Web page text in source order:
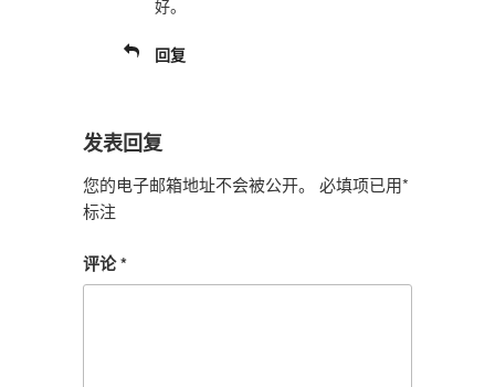
好。
回复
发表回复
您的电子邮箱地址不会被公开。 必填项已用*
标注
评论*